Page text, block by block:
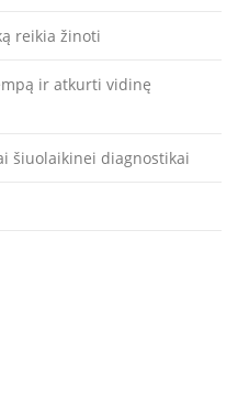
reikia žinoti
ir atkurti vidinę
šiuolaikinei diagnostikai